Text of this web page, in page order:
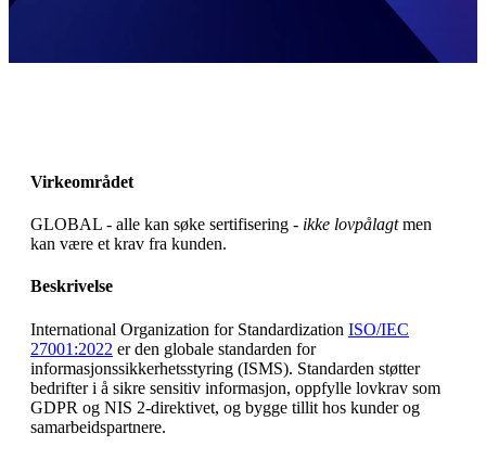
Virkeområdet
GLOBAL - alle kan søke sertifisering - ikke lovpålagtmen
kan være et krav fra kunden.
Beskrivelse
International Organization for Standardization ISO/IEC
27001:2022 er den globale standarden for
informasjonssikkerhetsstyring (ISMS). Standarden støtter
bedrifter i å sikre sensitiv informasjon, oppfylle lovkrav som
GDPR og NIS 2-direktivet, og bygge tillit hos kunder og
samarbeidspartnere.